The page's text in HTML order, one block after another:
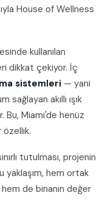
House of Wellness
kullanılan
dikkat çekiyor. İç
sistemleri — yani
akıllı ışık
Miami'de henüz
tutulması, projenin
yaklaşım, hem ortak
hem de binanın değer